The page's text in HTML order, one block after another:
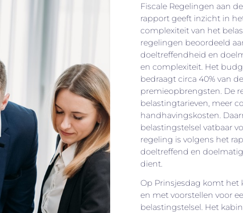
Fiscale Regelingen aan
rapport geeft inzicht in
complexiteit van het
regelingen beoordeeld
doeltreffendheid en
en complexiteit. Het
bedraagt circa 40% van
premieopbrengsten. De
belastingtarieven, meer
handhavingskosten.
belastingstelsel vatbaar
regeling is volgens het
doeltreffend en
dient.
Op Prinsjesdag komt het
en met voorstellen voor
belastingstelsel. Het